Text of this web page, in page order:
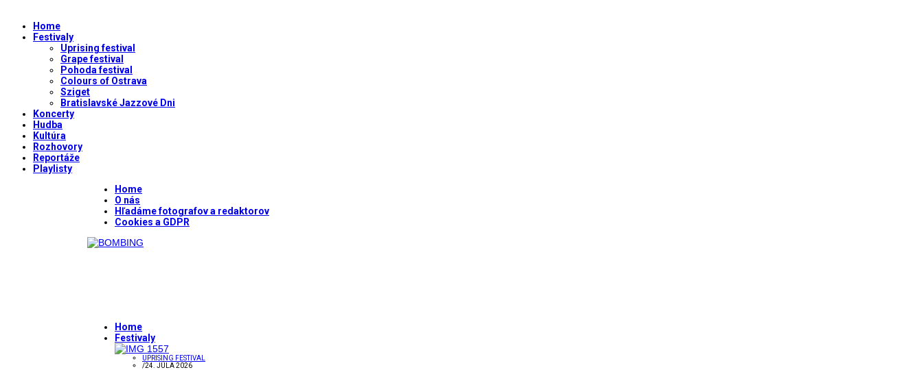
Home
Festivaly
Uprising festival
Grape festival
Pohoda festival
Colours of Ostrava
Sziget
Bratislavské Jazzové Dni
Koncerty
Hudba
Kultúra
Rozhovory
Reportáže
Playlisty
Home
O nás
Hľadáme fotografov a redaktorov
Cookies a GDPR
Home
Festivaly
UPRISING FESTIVAL
/24. JÚLA 2026